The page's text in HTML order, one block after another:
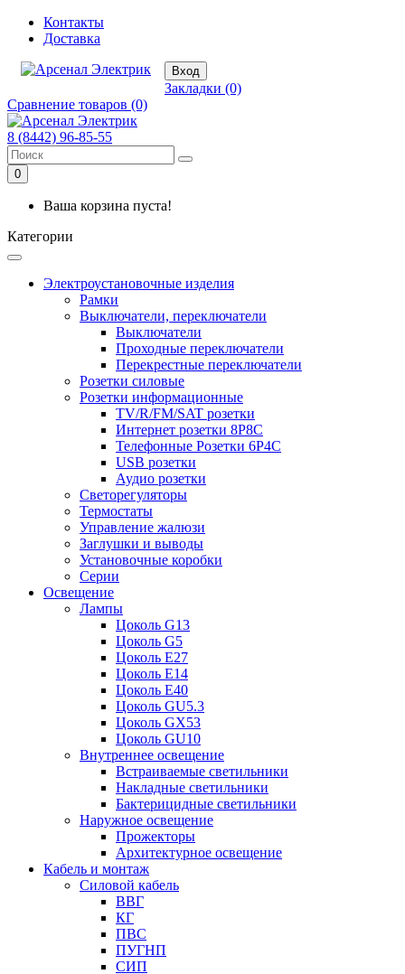
Контакты
Доставка
Вход
Закладки (0)
Сравнение товаров (0)
8 (8442) 96-85-55
0
Ваша корзина пуста!
Категории
Электроустановочные изделия
Рамки
Выключатели, переключатели
Выключатели
Проходные переключатели
Перекрестные переключатели
Розетки силовые
Розетки информационные
TV/R/FM/SAT розетки
Интернет розетки 8P8C
Телефонные Розетки 6P4C
USB розетки
Аудио розетки
Светорегуляторы
Термостаты
Управление жалюзи
Заглушки и выводы
Установочные коробки
Серии
Освещение
Лампы
Цоколь G13
Цоколь G5
Цоколь E27
Цоколь E14
Цоколь E40
Цоколь GU5.3
Цоколь GX53
Цоколь GU10
Внутреннее освещение
Встраиваемые светильники
Накладные светильники
Бактерицидные светильники
Наружное освещение
Прожекторы
Архитектурное освещение
Кабель и монтаж
Силовой кабель
ВВГ
КГ
ПВС
ПУГНП
СИП